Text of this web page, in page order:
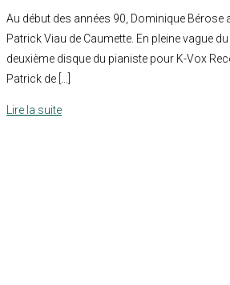
Au début des années 90, Dominique Bérose
Patrick Viau de Caumette. En pleine vague
deuxième disque du pianiste pour K-Vox
Patrick de […]
Lire la suite